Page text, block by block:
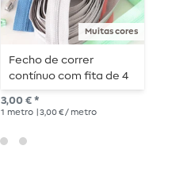
Muitas cores
Fecho de correr
contínuo com fita de 4
mm – 1 m de
comprimento
3,00 € *
1 metro | 3,00 € / metro